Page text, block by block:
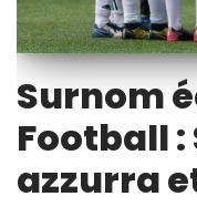
Surnom
Football
azzurra